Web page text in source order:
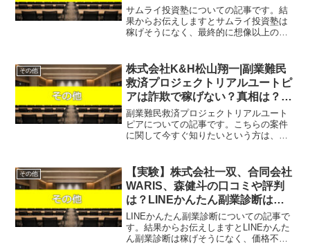
を徹底調査しました！
サムライ投資塾についての記事です。結
果からお伝えしますとサムライ投資塾は
稼げそうになく、最終的に想像以上の費
関して今すぐ知りたいという方は、『直
接LINEで詳細をお答え...
その他
株式会社K&H松山翔一|副業難民
救済プロジェクトリアルユートピ
アは詐欺で稼げない？真相は？口
コミや評判を徹底調査しました！
副業難民救済プロジェクトリアルユート
ピアについての記事です。こちらの案件
に関して今すぐ知りたいという方は、
件を教えて欲しいという方にも、自分が
実際にやっていて、稼げ...
その他
【実験】株式会社一双、合同会社
WARIS、森健斗の口コミや評判
は？LINEかんたん副業診断は詐
欺で稼げない？
LINEかんたん副業診断についての記事で
す。結果からお伝えしますとLINEかんた
ん副業診断は稼げそうになく、価格不明